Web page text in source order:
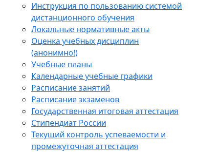
Инструкция по пользованию системой
дистанционного обучения
Локальные нормативные акты
Оценка учебных дисциплин
(анонимно!)
Учебные планы
Календарные учебные графики
Расписание занятий
Расписание экзаменов
Государственная итоговая аттестация
Стипендиат России
Текущий контроль успеваемости и
промежуточная аттестация